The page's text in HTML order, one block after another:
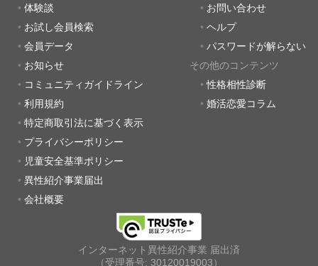
体験談
お試し会員検索
会員データ
お知らせ
コミュニティガイドライン
利用規約
特定商取引法に基づく表示
プライバシーポリシー
児童安全基準ポリシー
異性紹介事業届出
会社概要
お問い合わせ
ヘルプ
パスワードが解らない
その他のコンテンツ
性格相性診断
婚活恋愛コラム
インターネット異性紹介事業 届出済
（受理番号: 30120019003）